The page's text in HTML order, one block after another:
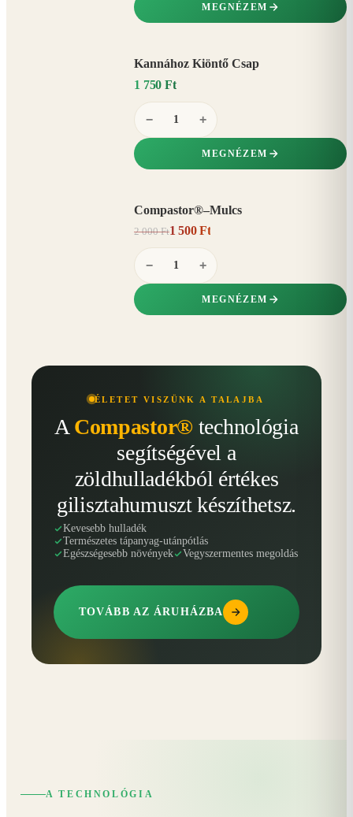
MEGNÉZEM
Kannához Kiöntő Csap
1 750 Ft
− +
MEGNÉZEM
Compastor®–Mulcs
2 000 Ft1 500 Ft
− +
MEGNÉZEM
ÉLETET VISZÜNK A TALAJBA
A Compastor® technológia
segítségével a
zöldhulladékból értékes
gilisztahumuszt készíthetsz.
Kevesebb hulladék
Természetes tápanyag-utánpótlás
Egészségesebb növények
Vegyszermentes megoldás
TOVÁBB AZ ÁRUHÁZBA
A TECHNOLÓGIA